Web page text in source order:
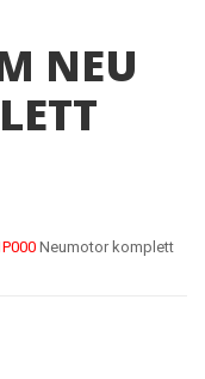
NEU
Neumotor komplett